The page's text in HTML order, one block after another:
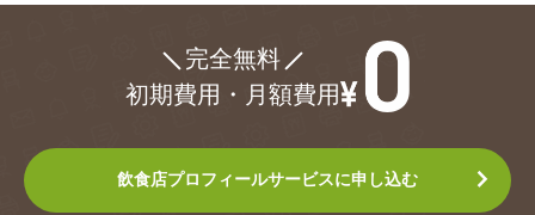
完全無料
初期費用・月額費用
飲食店プロフィールサービスに申し込む